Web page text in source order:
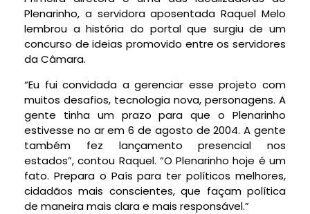
Plenarinho, a servidora aposentada Raquel Melo
lembrou a história do portal que surgiu de um
concurso de ideias promovido entre os servidores
da Câmara.
“Eu fui convidada a gerenciar esse projeto com
muitos desafios, tecnologia nova, personagens. A
gente tinha um prazo para que o Plenarinho
estivesse no ar em 6 de agosto de 2004. A gente
também fez lançamento presencial nos
estados”, contou Raquel. “O Plenarinho hoje é um
fato. Prepara o País para ter políticos melhores,
cidadãos mais conscientes, que façam política
de maneira mais clara e mais responsável.”